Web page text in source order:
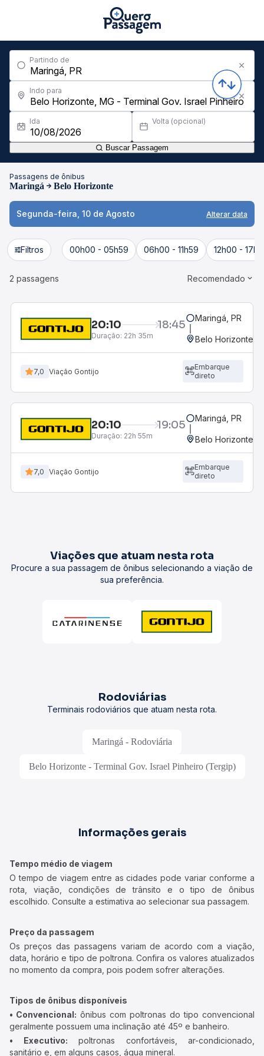
Partindo de
Indo para
Ida Volta (opcional)
Buscar Passagem
Passagens de ônibus
Maringá Belo Horizonte
Segunda-feira, 10 de Agosto Alterar data
Filtros 00h00 - 05h59 06h00 - 11h59 12h00 -
2 passagens Recomendado
20:10 18:45
Duração: 22h 35m
Maringá, PR
Belo Horizonte,
7,0 Viação Gontijo
Embarque
direto
20:10 19:05
Duração: 22h 55m
Maringá, PR
Belo Horizonte,
7,0 Viação Gontijo
Embarque
direto
Viações que atuam nesta rota
Procure a sua passagem de ônibus selecionando a viação de
sua preferência.
Rodoviárias
Terminais rodoviários que atuam nesta rota.
Maringá - Rodoviária
Belo Horizonte - Terminal Gov. Israel Pinheiro (Tergip)
Informações gerais
Tempo médio de viagem
O tempo de viagem entre as cidades pode variar conforme a
rota, viação, condições de trânsito e o tipo de ônibus
escolhido. Consulte a estimativa ao selecionar sua passagem.
Preço da passagem
Os preços das passagens variam de acordo com a viação,
data, horário e tipo de poltrona. Confira os valores atualizados
no momento da compra, pois podem sofrer alterações.
Tipos de ônibus disponíveis
• Convencional: ônibus com poltronas do tipo convencional
geralmente possuem uma inclinação até 45º e banheiro.
• Executivo: poltronas confortáveis, ar-condicionado,
sanitário e, em alguns casos, água mineral.